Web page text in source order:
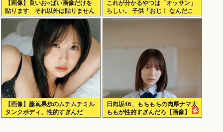
【画像】良いお○ぱい画像だけを
貼ります それ以外は貼りません
これが分かるやつは「オッサン」
らしい。 子供「おじ！ なんだこ
れは！」
【画像】藤嶌果歩のムチムチミル
タンクボディ、性的すぎんだ
日向坂46、もちもちの肉厚ナマ太
ももが性的すぎんだろ【画像】